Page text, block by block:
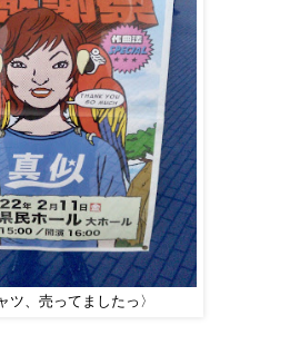
ツ、売ってましたっ〉